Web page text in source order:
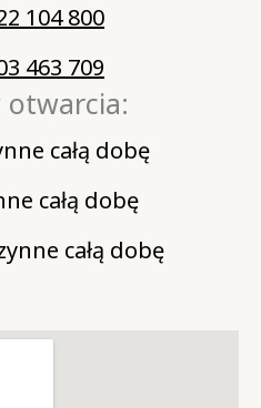
104 800
463 709
otwarcia:
całą dobę
całą dobę
całą dobę